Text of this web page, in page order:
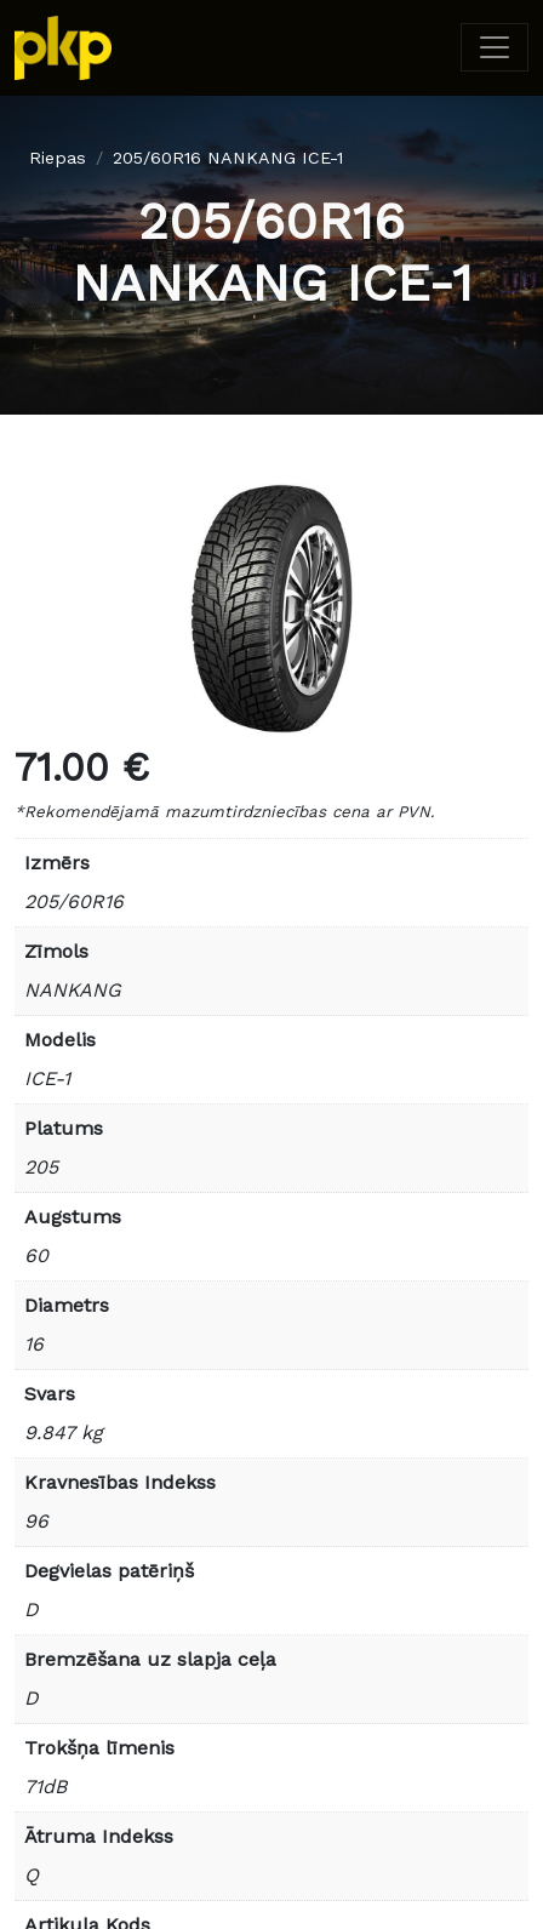
Riepas 205/60R16 NANKANG ICE-1
205/60R16
NANKANG ICE-1
71.00 €
*Rekomendējamā mazumtirdzniecības cena ar PVN.
Izmērs
205/60R16
Zīmols
NANKANG
Modelis
ICE-1
Platums
205
Augstums
60
Diametrs
16
Svars
9.847 kg
Kravnesības Indekss
96
Degvielas patēriņš
D
Bremzēšana uz slapja ceļa
D
Trokšņa līmenis
71dB
Ātruma Indekss
Q